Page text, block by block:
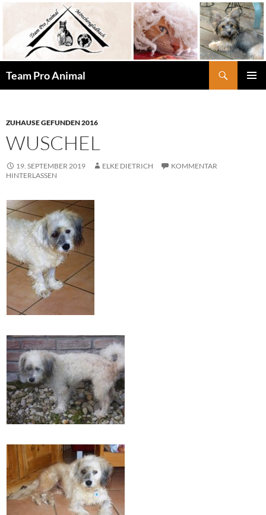
springen
Team Pro Animal
ZUHAUSE GEFUNDEN 2016
WUSCHEL
19. SEPTEMBER 2019 ELKE DIETRICH
KOMMENTAR
HINTERLASSEN